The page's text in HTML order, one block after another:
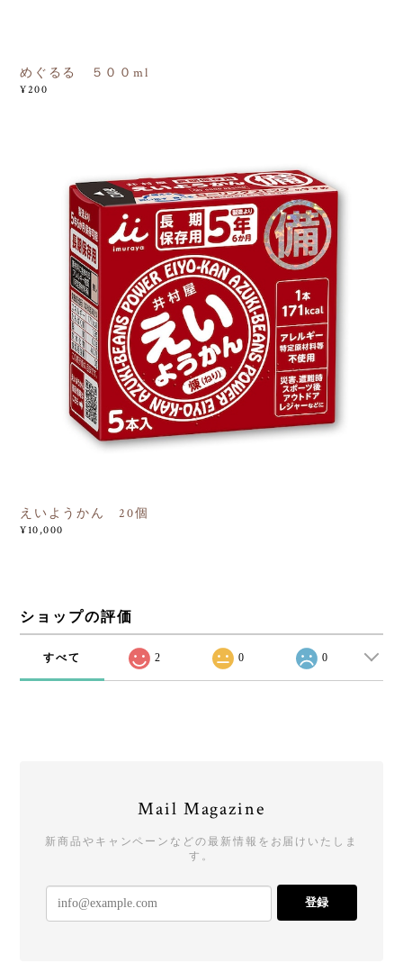
めぐるる ５００ml
¥200
えいようかん 20個
¥10,000
ショップの評価
すべて 2 0 0
Mail Magazine
新商品やキャンペーンなどの最新情報をお届けいたしま
す。
登録